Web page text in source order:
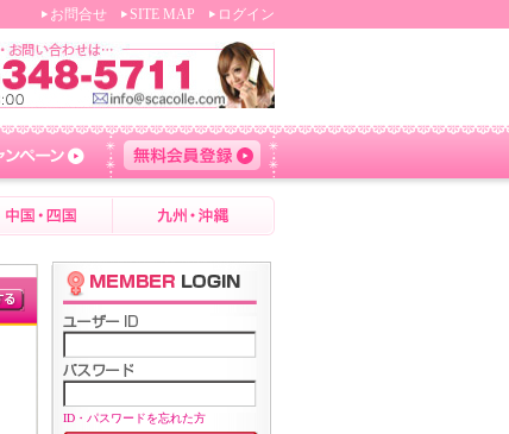
お問合せ SITE MAP ログイン
ID・パスワードを忘れた方